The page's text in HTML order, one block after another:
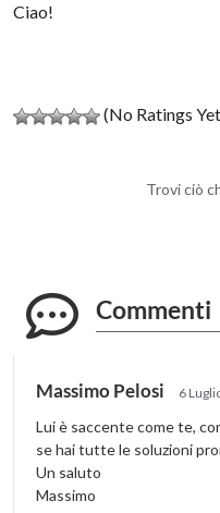
Ciao!
(No Ratings
Trovi ciò
Commenti
Massimo Pelosi 6
Lui è saccente come te,
se hai tutte le soluzioni
Un saluto
Massimo